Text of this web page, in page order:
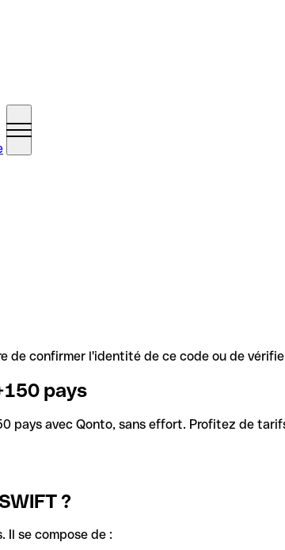
de confirmer l'identité de ce code ou de
pays
pays avec Qonto, sans effort. Profitez de
?
Il se compose de :